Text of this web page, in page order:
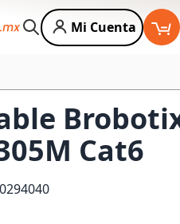
Buscar
Mi Cuenta
Cat6